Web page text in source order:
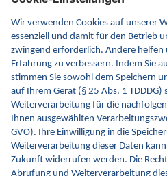
Gesundheitswesen werden.
kontinuierlich die Inhalte und
Kontakt
Kontaktformular
gematik GmbH
Rosenthaler Str. 30